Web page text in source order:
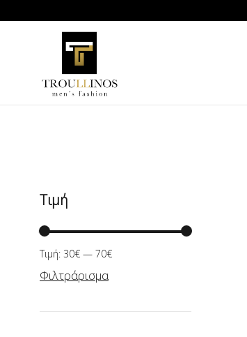
Τιμή
Φιλτράρισμα
Τιμή: 30€ — 70€